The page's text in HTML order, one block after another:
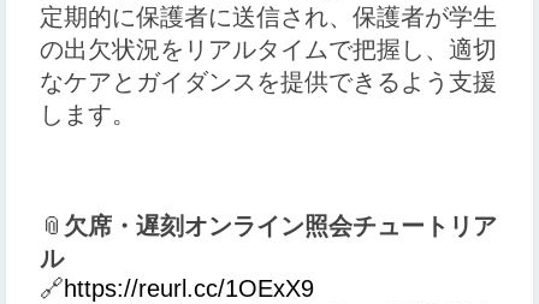
定期的に保護者に送信され、保護者が学生
の出欠状況をリアルタイムで把握し、適切
なケアとガイダンスを提供できるよう支援
します。
📎 欠席・遅刻オンライン照会チュートリア
ル
🔗https://reurl.cc/1OExX9